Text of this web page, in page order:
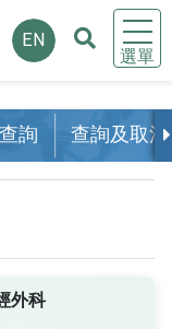
選單
EN
詢 查詢及取消
外科